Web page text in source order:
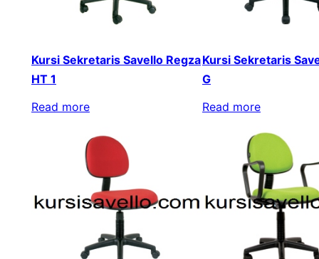
Kursi Sekretaris Savello Regza
HT 1
Read more
Kursi Sekretaris
G
Read more